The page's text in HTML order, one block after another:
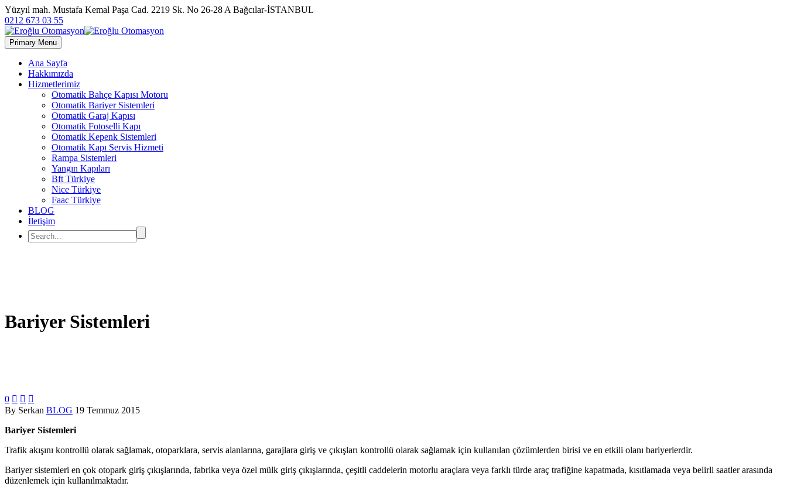
Yüzyıl mah. Mustafa Kemal Paşa Cad. 2219 Sk. No 26-28 A Bağcılar-İSTANBUL
0212 673 03 55
Primary Menu
Ana Sayfa
Hakkımızda
Hizmetlerimiz
Otomatik Bahçe Kapısı Motoru
Otomatik Bariyer Sistemleri
Otomatik Garaj Kapısı
Otomatik Fotoselli Kapı
Otomatik Kepenk Sistemleri
Otomatik Kapı Servis Hizmeti
Rampa Sistemleri
Yangın Kapıları
Bft Türkiye
Nice Türkiye
Faac Türkiye
BLOG
İletişim
Bariyer Sistemleri
0   
By Serkan BLOG 19 Temmuz 2015
Bariyer Sistemleri
Trafik akışını kontrollü olarak sağlamak, otoparklara, servis alanlarına, garajlara giriş ve çıkışları kontrollü olarak sağlamak için kullanılan çözümlerden birisi ve en etkili olanı bariyerlerdir.
Bariyer sistemleri en çok otopark giriş çıkışlarında, fabrika veya özel mülk giriş çıkışlarında, çeşitli caddelerin motorlu araçlara veya farklı türde araç trafiğine kapatmada, kısıtlamada veya belirli saatler arasında
düzenlemek için kullanılmaktadır.